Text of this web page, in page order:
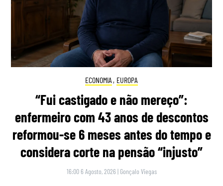
ECONOMIA , EUROPA
“Fui castigado e não mereço”:
enfermeiro com 43 anos de descontos
reformou-se 6 meses antes do tempo e
considera corte na pensão “injusto”
16:00 6 Agosto, 2026 | Gonçalo Viegas